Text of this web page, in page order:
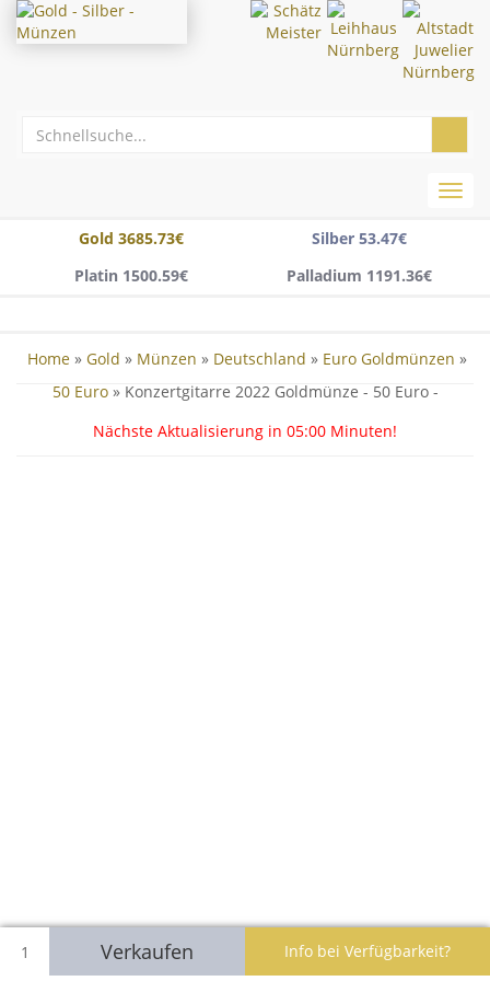
Gold 3685.73€
Silber 53.47€
Platin 1500.59€
Palladium 1191.36€
Home » Gold » Münzen » Deutschland » Euro Goldmünzen »
50 Euro » Konzertgitarre 2022 Goldmünze - 50 Euro -
Prägestätte A
Nächste Aktualisierung in 05:00 Minuten!
Verkaufen Info bei Verfügbarkeit?